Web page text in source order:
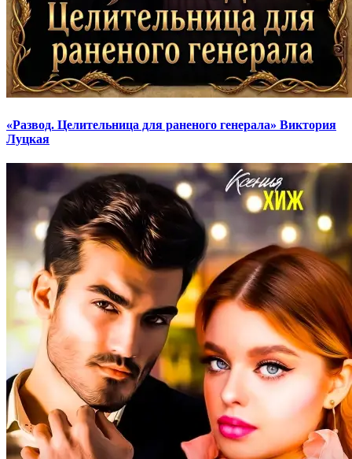
«Развод. Целительница для раненого генерала» Виктория
Луцкая